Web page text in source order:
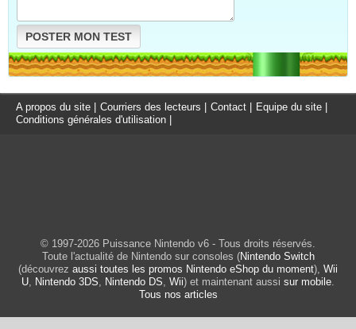
POSTER MON TEST
A propos du site Courriers des lecteurs Contact Equipe du site
Conditions générales d'utilisation
© 1997-2026 Puissance Nintendo v6 - Tous droits réservés.
Toute l'actualité de Nintendo sur consoles (Nintendo Switch
(découvrez aussi toutes les promos Nintendo eShop du moment), Wii
U, Nintendo 3DS, Nintendo DS, Wii) et maintenant aussi sur mobile.
Tous nos articles